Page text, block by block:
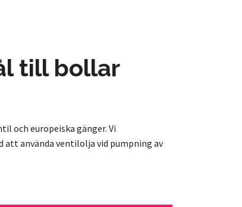
till bollar
och europeiska gänger. Vi
att använda ventilolja vid pumpning av